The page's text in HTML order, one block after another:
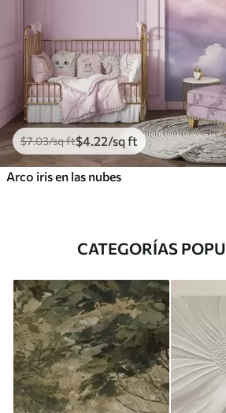
$7.03/sq ft$4 .22/sq ft
Arco iris en las nubes
CATEGORÍAS